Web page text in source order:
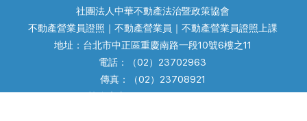
社團法人中華不動產法治暨政策協會
不動產營業員證照｜不動產營業員｜不動產營業員證照上課
地址：台北市中正區重慶南路一段10號6樓之11
電話：（02）23702963
傳真：（02）23708921